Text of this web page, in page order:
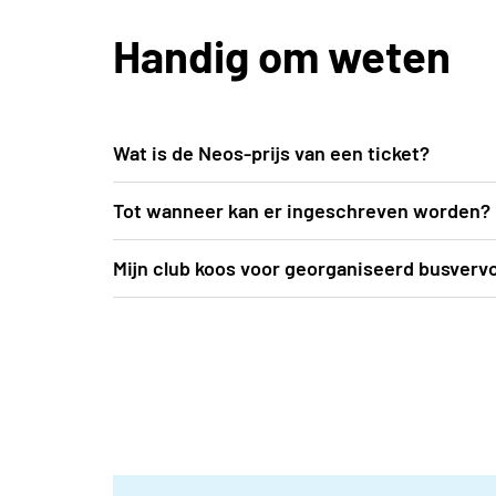
Handig om weten
Wat is de Neos-prijs van een ticket?
De voordelige Neos-prijs bedraagt 40 EUR
zicht op de atletiekprestaties én het
plaatsvindt
Tot wanneer kan er ingeschreven worden?
Inschrijven kan uiterlijk t.e.m. vrijdag 12
Mijn club koos voor georganiseerd